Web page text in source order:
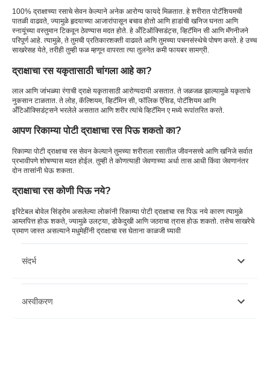
100% द्राक्षाच्या रसाचे सेवन केल्याने अनेक आरोग्य फायदे मिळतात. हे शरीरात पोटॅशियमची
पातळी वाढवते, ज्यामुळे हृदयाच्या आजारांपासून बचाव होतो आणि हाडांची खनिज घनता आणि
स्नायूंच्या वस्तुमान टिकवून ठेवण्यास मदत होते. हे अँटिऑक्सिडंट्स, व्हिटॅमिन सी आणि मॅंगनीजने
परिपूर्ण आहे. त्यामुळे, ते तुमची प्रतिकारशक्ती वाढवते आणि तुमच्या पचनसंस्थेचे पोषण करते. हे उच्च
साखरेसह येते, तरीही तुम्ही फळ म्हणून वापरता त्या तुलनेत कमी फायबर सामग्री.
द्राक्षाचा रस यकृतासाठी चांगला आहे का?
लाल आणि जांभळ्या रंगाची द्राक्षे यकृतासाठी आरोग्यदायी असतात. ते जळजळ झाल्यामुळे यकृताचे
नुकसान टाळतात. ते लोह, कॅल्शियम, व्हिटॅमिन सी, फॉलिक ऍसिड, पोटॅशियम आणि
अँटिऑक्सिडंट्सने भरलेले असतात आणि शरीर त्यांचे व्हिटॅमिन ए मध्ये रूपांतरित करते.
आपण रिकाम्या पोटी द्राक्षाचा रस पिऊ शकतो का?
रिकाम्या पोटी द्राक्षाचा रस सेवन केल्याने तुमच्या शरीराला रसातील जीवनसत्त्वे आणि खनिजे सर्वात
प्रभावीपणे शोषण्यास मदत होईल. तुम्ही ते कोणत्याही जेवणाच्या अर्धा तास आधी किंवा जेवणानंतर
दोन तासांनी घेऊ शकता.
द्राक्षाचा रस कोणी पिऊ नये?
इरिटेबल बोवेल सिंड्रोम असलेल्या लोकांनी रिकाम्या पोटी द्राक्षाचा रस पिऊ नये कारण त्यामुळे
आम्लपित्त होऊ शकते, ज्यामुळे उलट्या, डोकेदुखी आणि जठराचा त्रास होऊ शकतो. तसेच साखरेचे
प्रमाण जास्त असल्याने मधुमेहींनी द्राक्षाचा रस घेताना काळजी घ्यावी
संदर्भ
https://www.ncbi.nlm.nih.gov/pmc/articles/PMC2728695/
अस्वीकरण